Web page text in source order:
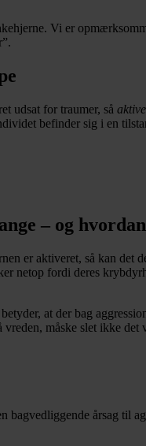
Vi er
udsat for traumer, så
befinder sig i en
– og
er aktiveret, så kan
netop fordi deres
at der bag
måske slet ikke
årsag til